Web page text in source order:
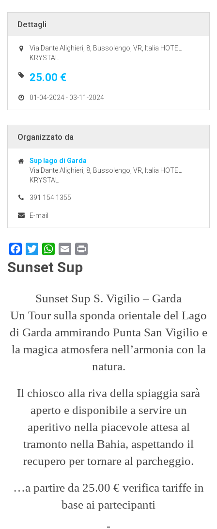
Dettagli
Via Dante Alighieri, 8, Bussolengo, VR, Italia HOTEL
KRYSTAL
25.00 €
01-04-2024 - 03-11-2024
Organizzato da
Sup lago di Garda
Via Dante Alighieri, 8, Bussolengo, VR, Italia HOTEL
KRYSTAL
391 154 1355
E-mail
FacebookTwitterWhatsApp
Email
Sunset Sup
Sunset Sup S. Vigilio – Garda
Un Tour sulla sponda orientale del Lago
di Garda ammirando Punta San Vigilio e
la magica atmosfera nell’armonia con la
natura.
Il chiosco alla riva della spiaggia sarà
aperto e disponibile a servire un
aperitivo nella piacevole attesa al
tramonto nella Bahia, aspettando il
recupero per tornare al parcheggio.
…a partire da 25.00 € verifica tariffe in
base ai partecipanti